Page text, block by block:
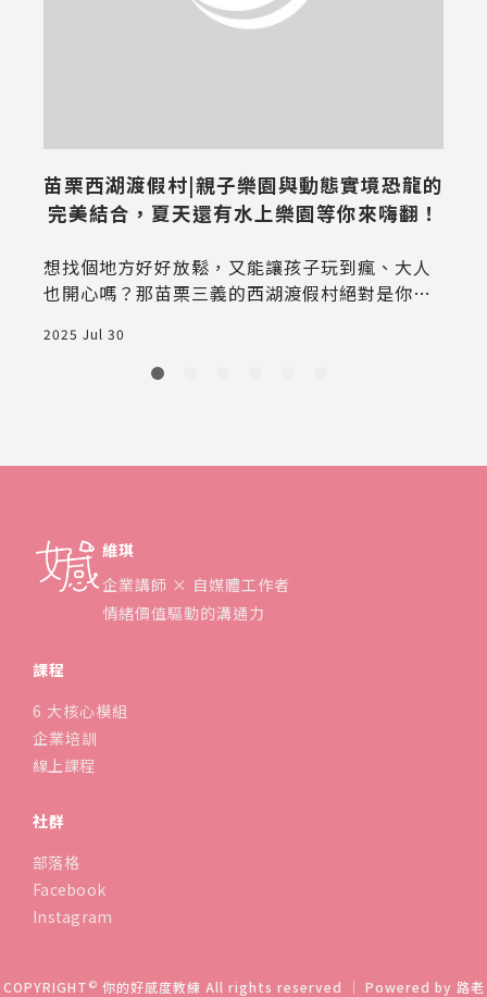
苗栗西湖渡假村|親子樂園與動態實境恐龍的
完美結合，夏天還有水上樂園等你來嗨翻！
想找個地方好好放鬆，又能讓孩子玩到瘋、大人
也開心嗎？那苗栗三義的西湖渡假村絕對是你的
玩設施、美味餐點，根本就是個一站式度假天
堂，保證讓你玩到不想回家！
2025 Jul 30
維琪
企業講師 × 自媒體工作者
情緒價值驅動的溝通力
課程
6 大核心模組
企業培訓
線上課程
社群
部落格
Facebook
Instagram
COPYRIGHT © 你的好感度教練 All rights reserved ｜ Powered by 路老